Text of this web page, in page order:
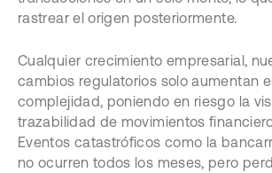
rastrear el origen posteriormente.
Cualquier crecimiento empresarial,
cambios regulatorios solo aumentan
complejidad, poniendo en riesgo la
trazabilidad de movimientos
Eventos catastróficos como la
no ocurren todos los meses, pero